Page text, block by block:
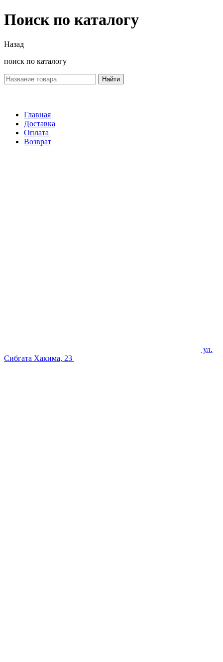
Поиск по каталогу
Назад
поиск по каталогу
Найти
Главная
Доставка
Оплата
Возврат
ул.
Сибгата Хакима, 23